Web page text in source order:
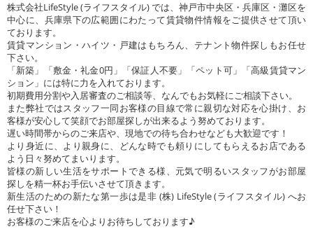
株式会社LifeStyle (ライフスタイル) では、神戸市中央区・兵庫区・灘区を
中心に、兵庫県下の広範囲にわたって賃貸物件情報をご提供させて頂い
ております。
賃貸マンション・ハイツ・戸建はもちろん、テナント物件探しもお任せ
下さい。
「新築」「敷金・礼金0円」「保証人不要」「ペット可」「高級賃貸マン
ション」には特に力を入れております。
初期費用分割や入居審査のご相談等、なんでもお気軽にご相談下さい。
また弊社ではスタッフ一同お客様の目線で常に親切な対応を心掛け、お
客様が安心して笑顔でお部屋探しが出来るよう努めております。
遅い時間帯からのご来店や、現地での待ち合わせなども大歓迎です！
より身近に、より親身に、どんな時でも頼りにしてもらえるお店である
よう日々努めてまいります。
皆様の新しい生活をサポートできる様、元気で明るいスタッフがお部屋
探しを精一杯お手伝いさせて頂きます。
新生活のための新たな第一歩は是非 (株) LifeStyle (ライフスタイル) へお
任せ下さい！
お客様のご来店を心よりお待ちしております♪